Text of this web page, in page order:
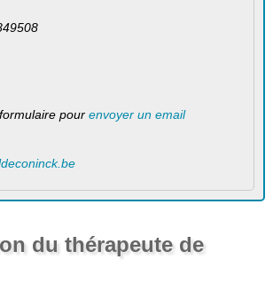
pour envoyer un email
du thérapeute de